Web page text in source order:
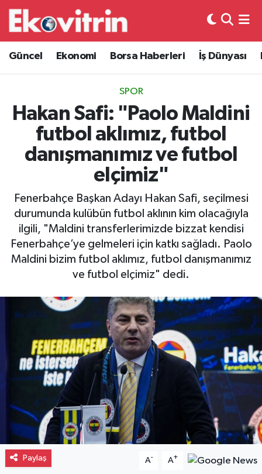
Güncel Ekonomi Borsa Haberleri İş Dünyası
SPOR
Hakan Safi: "Paolo Maldini
futbol aklımız, futbol
danışmanımız ve futbol
elçimiz"
Fenerbahçe Başkan Adayı Hakan Safi, seçilmesi
durumunda kulübün futbol aklının kim olacağıyla
ilgili, "Maldini transferlerimizde bizzat kendisi
Fenerbahçe’ye gelmeleri için katkı sağladı. Paolo
Maldini bizim futbol aklımız, futbol danışmanımız
ve futbol elçimiz" dedi.
Paylaş A- A+
Güncel
Ekonomi
Borsa Haberleri
İş Dünyası
Lojistik
Otovitrin
Asayiş
Magazin
Spor
Eğitim
Hava Durumu
Trafik Durumu
Süper Lig Puan Durumu ve Fikstür
Tüm Manşetler
Son Dakika Haberleri
Haber Arşivi